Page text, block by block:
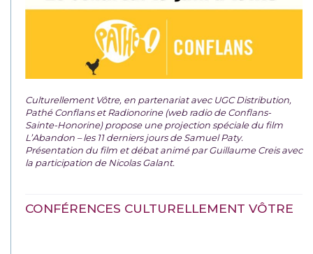
Culturellement Vôtre, en partenariat avec UGC Distribution,
Pathé Conflans et Radionorine (web radio de Conflans-
Sainte-Honorine) propose une projection spéciale du film
L’Abandon – les 11 derniers jours de Samuel Paty.
Présentation du film et débat animé par Guillaume Creis avec
la participation de Nicolas Galant.
CONFÉRENCES CULTURELLEMENT VÔTRE